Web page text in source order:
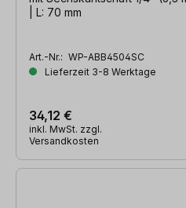
| L: 70 mm
Art.-Nr.: WP-ABB4504SC
Lieferzeit 3-8 Werktage
34,12 €
inkl. MwSt. zzgl.
Versandkosten